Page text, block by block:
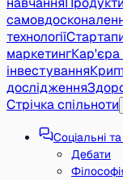
технології
маркетингКар'єра
інвестування
дослідження
Стрічка спільноти
Соціальні
Дебати